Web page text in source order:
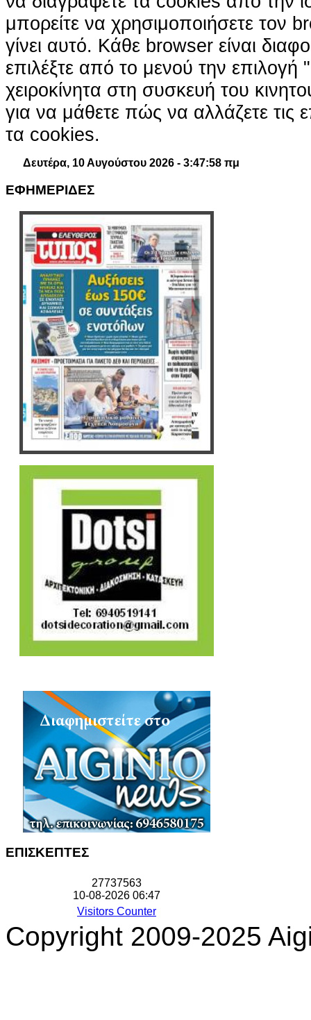
μπορείτε να χρησιμοποιήσετε τον
γίνει αυτό. Κάθε browser είναι
επιλέξτε από το μενού την επιλογή
χειροκίνητα στη συσκευή του
για να μάθετε πώς να αλλάζετε τις
τα cookies.
Δευτέρα, 10 Αυγούστου 2026 - 3:48:00 πμ
ΕΦΗΜΕΡΙΔΕΣ
ΕΠΙΣΚΕΠΤΕΣ
27737563
10-08-2026 06:47
Visitors Counter
Copyright 2009-2025